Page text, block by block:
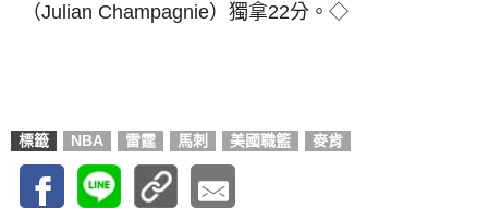
（Julian Champagnie）獨拿22分。◇
標籤 NBA 雷霆 馬刺 美國職籃 麥肯